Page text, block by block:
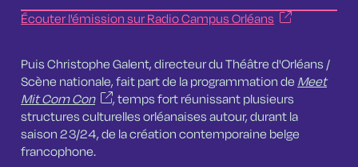
Écouter l'émission sur Radio Campus Orléans
Puis Christophe Galent, directeur du Théâtre d'Orléans /
Scène nationale, fait part de la programmation de Meet
Mit Com Con
, temps fort réunissant plusieurs
structures culturelles orléanaises autour, durant la
saison 23/24, de la création contemporaine belge
francophone.